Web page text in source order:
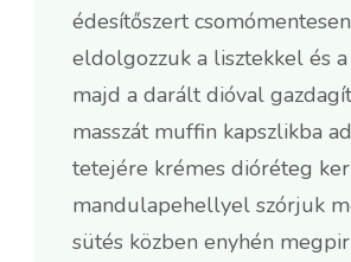
édesítőszert csomómentesen
eldolgozzuk a lisztekkel és
majd a darált dióval
masszát muffin kapszlikba
tetejére krémes dióréteg
mandulapehellyel szórjuk
sütés közben enyhén